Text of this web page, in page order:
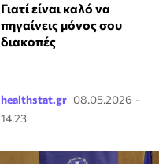
Γιατί είναι καλό να
πηγαίνεις μόνος σου
διακοπές
healthstat.gr 08.05.2026 -
14:23